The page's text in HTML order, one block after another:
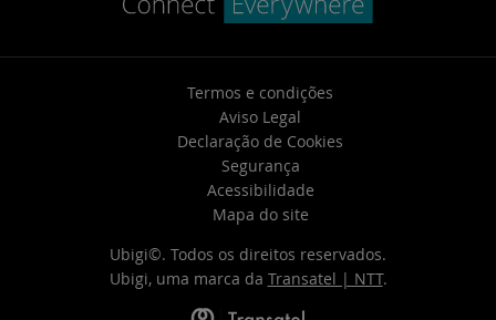
Termos e condições
Aviso Legal
Declaração de Cookies
Segurança
Acessibilidade
Mapa do site
Ubigi©. Todos os direitos reservados.
Ubigi, uma marca da Transatel | NTT.